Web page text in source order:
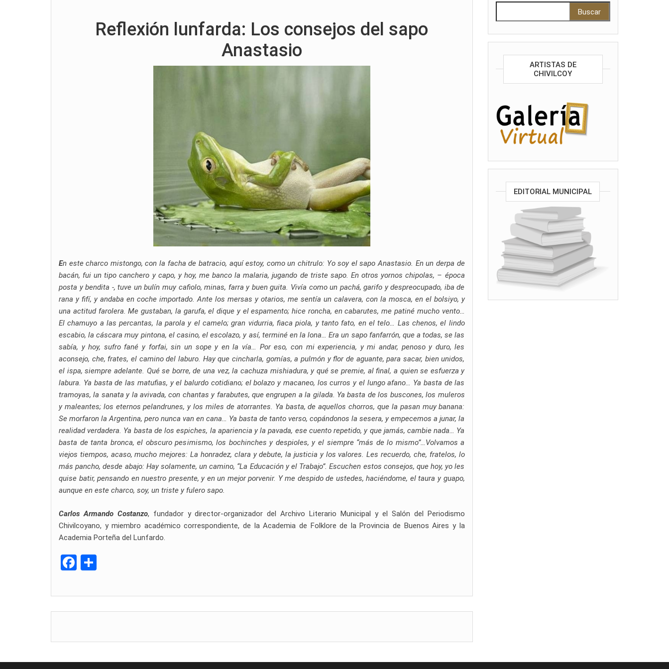
Reflexión lunfarda: Los consejos del sapo
Anastasio
En este charco mistongo, con la facha de batracio, aquí estoy, como un chitrulo: Yo soy el sapo Anastasio. En un derpa de
bacán, fui un tipo canchero y capo, y hoy, me banco la malaria, jugando de triste sapo. En otros yornos chipolas, – época
posta y bendita -, tuve un bulín muy cafiolo, minas, farra y buen guita. Vivía como un pachá, garifo y despreocupado, iba de
rana y fifí, y andaba en coche importado. Ante los mersas y otarios, me sentía un calavera, con la mosca, en el bolsiyo, y
una actitud farolera. Me gustaban, la garufa, el dique y el espamento; hice roncha, en cabarutes, me patiné mucho vento…
El chamuyo a las percantas, la parola y el camelo; gran vidurria, fiaca piola, y tanto fato, en el telo… Las chenos, el lindo
escabio, la cáscara muy pintona, el casino, el escolazo, y así, terminé en la lona… Era un sapo fanfarrón, que a todas, se las
sabía, y hoy, sufro fané y forfai, sin un sope y en la vía… Por eso, con mi experiencia, y mi andar, penoso y duro, les
aconsejo, che, frates, el camino del laburo. Hay que cincharla, gomías, a pulmón y flor de aguante, para sacar, bien unidos,
el ispa, siempre adelante. Qué se borre, de una vez, la cachuza mishiadura, y qué se premie, al final, a quien se esfuerza y
labura. Ya basta de las matufias, y el balurdo cotidiano; el bolazo y macaneo, los curros y el lungo afano… Ya basta de las
tramoyas, la sanata y la avivada, con chantas y farabutes, que engrupen a la gilada. Ya basta de los buscones, los muleros
y maleantes; los eternos pelandrunes, y los miles de atorrantes. Ya basta, de aquellos chorros, que la pasan muy banana:
Se morfaron la Argentina, pero nunca van en cana… Ya basta de tanto verso, copándonos la sesera, y empecemos a junar, la
realidad verdadera. Ya basta de los espiches, la apariencia y la pavada, ese cuento repetido, y que jamás, cambie nada… Ya
basta de tanta bronca, el obscuro pesimismo, los bochinches y despioles, y el siempre “más de lo mismo”…Volvamos a
viejos tiempos, acaso, mucho mejores: La honradez, clara y debute, la justicia y los valores. Les recuerdo, che, fratelos, lo
más pancho, desde abajo: Hay solamente, un camino, “La Educación y el Trabajo”. Escuchen estos consejos, que hoy, yo les
quise batir, pensando en nuestro presente, y en un mejor porvenir. Y me despido de ustedes, haciéndome, el taura y guapo,
aunque en este charco, soy, un triste y fulero sapo.
Carlos Armando Costanzo, fundador y director-organizador del Archivo Literario Municipal y el Salón del Periodismo
Chivilcoyano, y miembro académico correspondiente, de la Academia de Folklore de la Provincia de Buenos Aires y la
Academia Porteña del Lunfardo.
F
ce
b
o
k
m
p
tir
ARTISTAS DE
CHIVILCOY
EDITORIAL MUNICIPAL